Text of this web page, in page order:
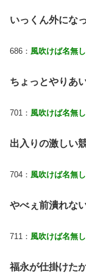
いっくん外にな
686： 風吹けば名無し
ちょっとやりあ
701： 風吹けば名無し
出入りの激しい
704： 風吹けば名無し
やべぇ前潰れな
711： 風吹けば名無し
福永が仕掛けた